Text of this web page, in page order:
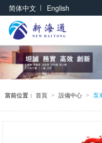
简体中文 | English
當前位置： 首頁 > 設備中心 > 泵